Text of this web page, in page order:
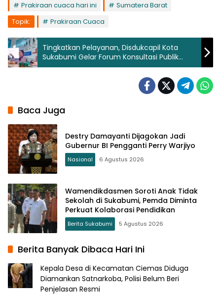
Prakiraan cuaca hari ini
Sumatera Barat
Topik:
Prakiraan Cuaca
Tingkatkan Pelayanan, Disdukcapil Kota
Sukabumi Gelar Forum Konsultasi Publik
Standar Pelayanan
Baca Juga
Destry Damayanti Dijagokan Jadi
Gubernur BI Pengganti Perry Warjiyo
Nasional 6 Agustus 2026
Wamendikdasmen Soroti Anak Tidak
Sekolah di Sukabumi, Pemda Diminta
Perkuat Kolaborasi Pendidikan
Berita Sukabumi 5 Agustus 2026
Berita Banyak Dibaca Hari Ini
Kepala Desa di Kecamatan Ciemas Diduga
Diamankan Satnarkoba, Polisi Belum Beri
Penjelasan Resmi